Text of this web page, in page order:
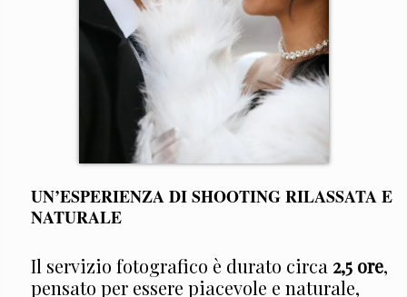
UN’ESPERIENZA DI SHOOTING RILASSATA E
NATURALE
Il servizio fotografico è durato circa 2,5 ore,
pensato per essere piacevole e naturale,